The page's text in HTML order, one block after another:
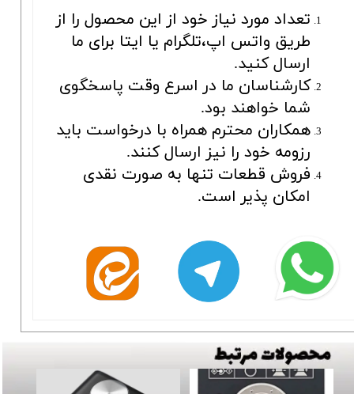
تعداد مورد نیاز خود از این محصول را از
طریق واتس اپ،تلگرام یا ایتا برای ما
ارسال کنید.
کارشناسان ما در اسرع وقت پاسخگوی
شما خواهند بود.
همکاران محترم همراه با درخواست باید
رزومه خود را نیز ارسال کنند.
فروش قطعات تنها به صورت نقدی
امکان پذیر است.